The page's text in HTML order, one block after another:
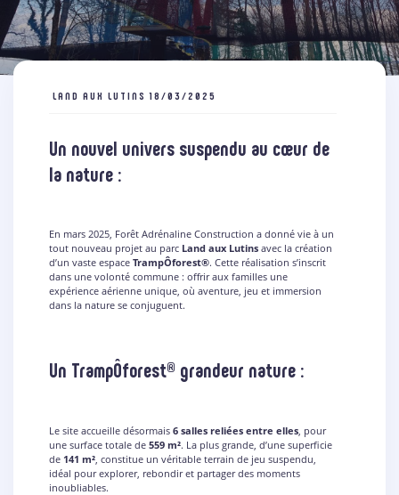
LAND AUX LUTINS 18/03/2025
Un nouvel univers suspendu au cœur de
la nature :
En mars 2025, Forêt Adrénaline Construction a donné vie à un
tout nouveau projet au parc Land aux Lutins avec la création
d’un vaste espace TrampÔforest®. Cette réalisation s’inscrit
dans une volonté commune : offrir aux familles une
expérience aérienne unique, où aventure, jeu et immersion
dans la nature se conjuguent.
Un TrampÔforest® grandeur nature :
Le site accueille désormais 6 salles reliées entre elles, pour
une surface totale de 559 m². La plus grande, d’une superficie
de 141 m², constitue un véritable terrain de jeu suspendu,
idéal pour explorer, rebondir et partager des moments
inoubliables.